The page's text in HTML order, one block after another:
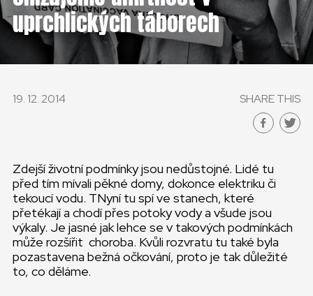
ČESKÁ REPUBLIKA
GLOBAL
uprchlických táborech
19. 12. 2014 SHARE THIS
Zdejší životní podmínky jsou nedůstojné. Lidé tu
před tím mívali pěkné domy, dokonce elektriku či
tekoucí vodu. TNyní tu spí ve stanech, které
přetékají a chodí přes potoky vody a všude jsou
výkaly. Je jasné jak lehce se v takových podmínkách
může rozšířit choroba. Kvůli rozvratu tu také byla
pozastavena bežná očkování, proto je tak důležité
to, co děláme.